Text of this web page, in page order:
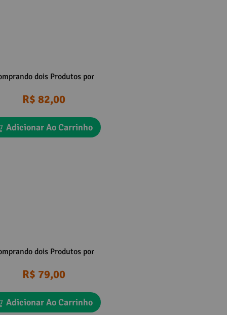
dois Produtos por
R$ 82,00
Adicionar Ao Carrinho
dois Produtos por
R$ 79,00
Adicionar Ao Carrinho